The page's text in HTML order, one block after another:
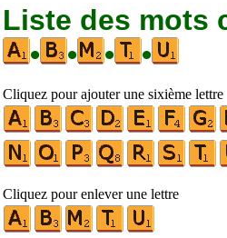
Liste des mots
•
• • •
Cliquez pour ajouter une sixième lettre
Cliquez pour enlever une lettre